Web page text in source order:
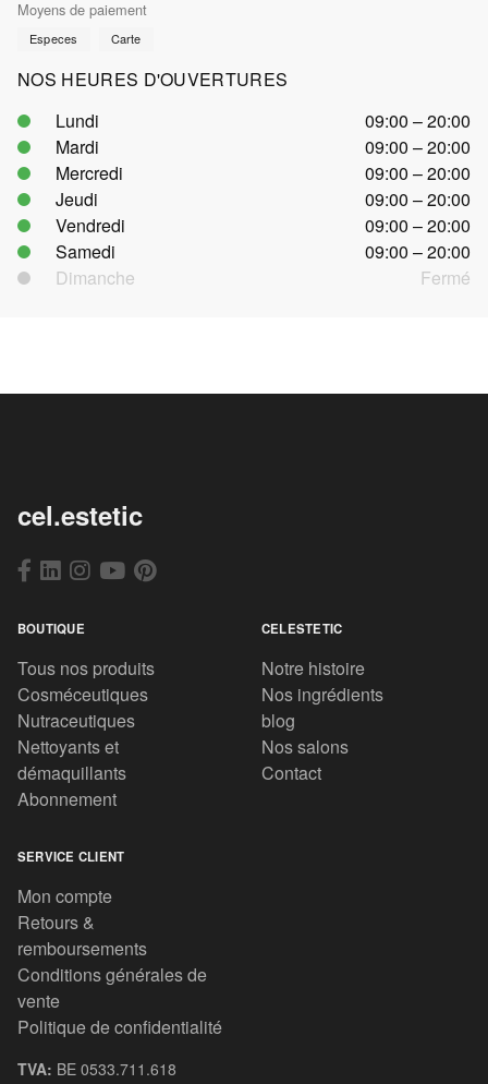
Moyens de paiement
Especes Carte
NOS HEURES D'OUVERTURES
Lundi
09:00 – 20:00
Mardi
09:00 – 20:00
Mercredi
09:00 – 20:00
Jeudi
09:00 – 20:00
Vendredi
09:00 – 20:00
Samedi
09:00 – 20:00
Dimanche
Fermé
cel.estetic
BOUTIQUE
Tous nos produits
Cosméceutiques
Nutraceutiques
Nettoyants et
démaquillants
Abonnement
CELESTETIC
Notre histoire
Nos ingrédients
blog
Nos salons
Contact
SERVICE CLIENT
Mon compte
Retours &
remboursements
Conditions générales de
vente
Politique de confidentialité
TVA: BE 0533.711.618